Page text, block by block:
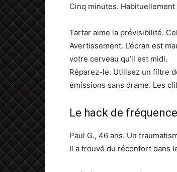
Cinq minutes. Habituellement
Tartar aime la prévisibilité.
Avertissement. L’écran est
votre cerveau qu’il est midi.
Réparez-le. Utilisez un filtre
émissions sans drame. Les
Le hack de fréquence
Paul G., 46 ans. Un
Il a trouvé du réconfort dans